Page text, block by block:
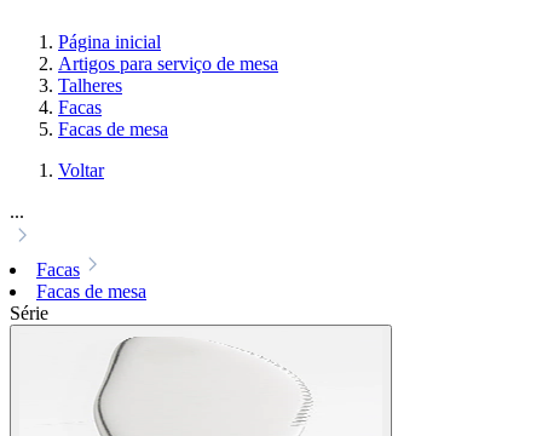
Página inicial
Artigos para serviço de mesa
Talheres
Facas
Facas de mesa
Voltar
...
Facas
Facas de mesa
Série